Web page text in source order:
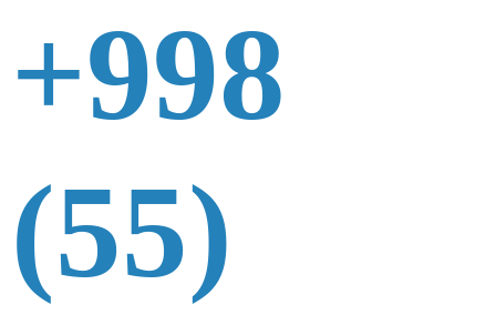
+998
(55)